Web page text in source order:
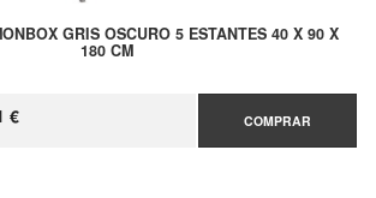
GRIS OSCURO 5 ESTANTES 40 X 90 X
180 CM
€ COMPRAR